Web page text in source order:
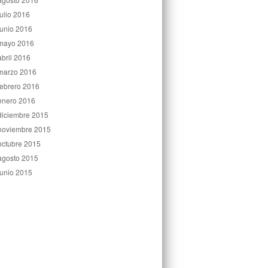
2016
2016
2016
2016
2016
2016
2016
2015
2015
2015
2015
2015